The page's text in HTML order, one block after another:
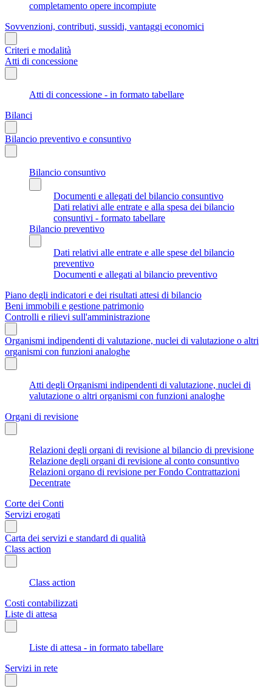
completamento opere incompiute
Sovvenzioni, contributi, sussidi, vantaggi economici
Criteri e modalità
Atti di concessione
Atti di concessione - in formato tabellare
Bilanci
Bilancio preventivo e consuntivo
Bilancio consuntivo
Documenti e allegati del bilancio consuntivo
Dati relativi alle entrate e alla spesa dei bilancio
consuntivi - formato tabellare
Bilancio preventivo
Dati relativi alle entrate e alle spese del bilancio
preventivo
Documenti e allegati al bilancio preventivo
Piano degli indicatori e dei risultati attesi di bilancio
Beni immobili e gestione patrimonio
Controlli e rilievi sull'amministrazione
Organismi indipendenti di valutazione, nuclei di valutazione o altri
organismi con funzioni analoghe
Atti degli Organismi indipendenti di valutazione, nuclei di
valutazione o altri organismi con funzioni analoghe
Organi di revisione
Relazioni degli organi di revisione al bilancio di previsione
Relazione degli organi di revisione al conto consuntivo
Relazioni organo di revisione per Fondo Contrattazioni
Decentrate
Corte dei Conti
Servizi erogati
Carta dei servizi e standard di qualità
Class action
Class action
Costi contabilizzati
Liste di attesa
Liste di attesa - in formato tabellare
Servizi in rete